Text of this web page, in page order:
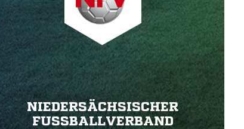
NIEDERSÄCHSISCHER
FUSSBALLVERBAND